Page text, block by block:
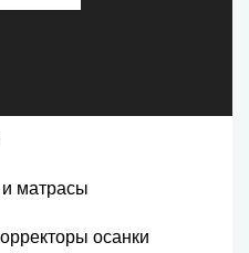
матрасы
осанки